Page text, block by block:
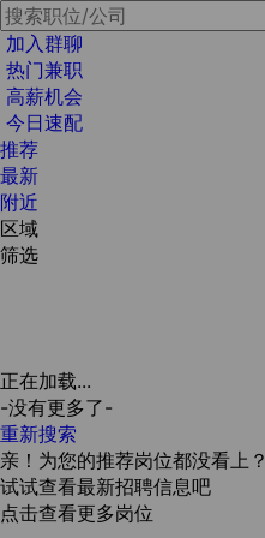
加入群聊
热门兼职
高薪机会
今日速配
推荐
最新
附近
区域
筛选
正在加载...
-没有更多了-
重新搜索
亲！为您的推荐岗位都没看上？
试试查看最新招聘信息吧
点击查看更多岗位